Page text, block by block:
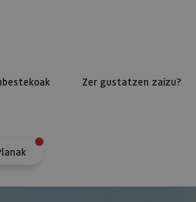
Zer gustatzen zaizu?